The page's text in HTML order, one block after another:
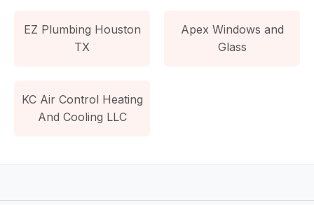
EZ Plumbing Houston
TX
Apex Windows and
Glass
KC Air Control Heating
And Cooling LLC